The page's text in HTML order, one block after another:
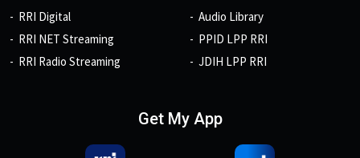
RRI Digital
RRI NET Streaming
RRI Radio Streaming
Audio Library
PPID LPP RRI
JDIH LPP RRI
Get My App